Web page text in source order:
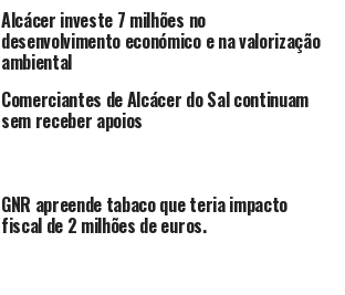
Alcácer investe 7 milhões no
desenvolvimento económico e na valorização
ambiental
Comerciantes de Alcácer do Sal continuam
sem receber apoios
GNR apreende tabaco que teria impacto
fiscal de 2 milhões de euros.